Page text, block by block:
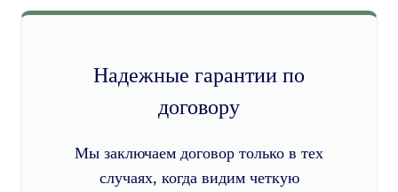
Надежные гарантии по
договору
Мы заключаем договор только в тех
случаях, когда видим четкую